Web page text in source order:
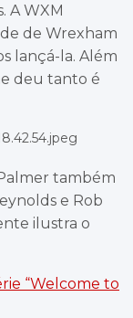
A WXM
de Wrexham
lançá-la. Além
deu tanto é
também
e Rob
ilustra o
“Welcome to